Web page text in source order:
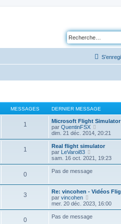
MESSAGES DERNIER MESSAGE
1
Microsoft Flight
par QuentinFSX
o
i
r
e
i
e
m
e
dim. 21 déc. 2014, 20:21
1
Real flight simulator
par LeVaroi83
o
i
r
d
e
n
i
e
sam. 16 oct. 2021, 19:23
0 Pas de message
3
Re: vincohen - Vidéos
par vincohen
o
i
r
mer. 20 déc. 2023, 16:00
0 Pas de message